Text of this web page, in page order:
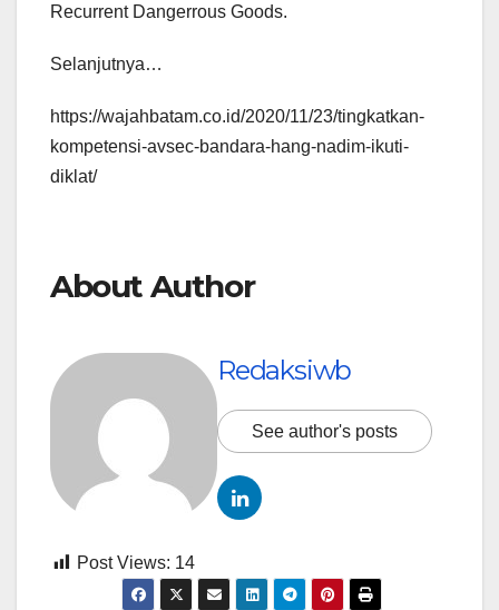
Recurrent Dangerrous Goods.
Selanjutnya…
https://wajahbatam.co.id/2020/11/23/tingkatkan-
kompetensi-avsec-bandara-hang-nadim-ikuti-
diklat/
About Author
Redaksiwb
See author's posts
Post Views: 14